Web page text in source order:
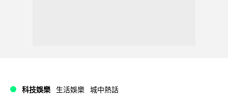
科技娛樂 生活娛樂 城中熱話